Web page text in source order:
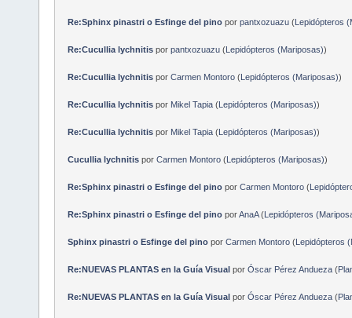
Re:Sphinx pinastri o Esfinge del pino por pantxozuazu(Lepidópteros
Re:Cucullia lychnitispor pantxozuazu(Lepidópteros (Mariposas))
Re:Cucullia lychnitispor Carmen Montoro(Lepidópteros (Mariposas))
Re:Cucullia lychnitispor Mikel Tapia(Lepidópteros (Mariposas))
Re:Cucullia lychnitispor Mikel Tapia(Lepidópteros (Mariposas))
Cucullia lychnitispor Carmen Montoro(Lepidópteros (Mariposas))
Re:Sphinx pinastri o Esfinge del pino por Carmen Montoro(
Re:Sphinx pinastri o Esfinge del pino porAnaA(Lepidópteros
Sphinx pinastri o Esfinge del pino por Carmen Montoro(Lepidópteros
Re:NUEVAS PLANTAS en la Guía Visualpor Óscar Pérez Andueza(
Re:NUEVAS PLANTAS en la Guía Visualpor Óscar Pérez Andueza(